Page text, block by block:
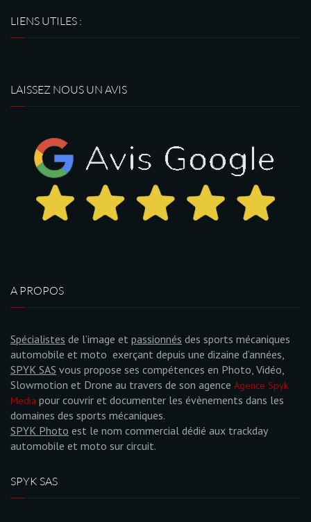
LIENS UTILES :
LAISSEZ NOUS UN AVIS
A PROPOS
Spécialistes de l’image et passionnés des sports mécaniques
automobile et moto exerçant depuis une dizaine d’années,
SPYK SAS vous propose ses compétences en Photo, Vidéo,
Slowmotion et Drone au travers de son agence Agence Spyk
Media pour couvrir et documenter les évènements dans les
domaines des sports mécaniques.
SPYK Photo est le nom commercial dédié aux trackday
automobile et moto sur circuit.
SPYK SAS